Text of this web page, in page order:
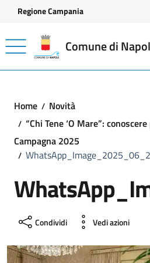
Vai ai contenuti
Vai al footer
Regione Campania
Comune di
Home
Novità
“Chi Tene ‘O Mare”:
Campagna 2025
Condividi Vedi azioni